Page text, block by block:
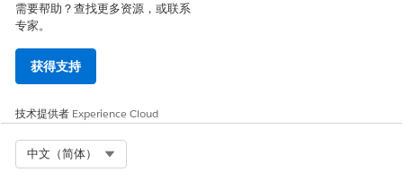
请与我们共享您的想法，以便我们进行改进！
需要帮助？查找更多资源，或联系
专家。
获得支持
技术提供者 Experience Cloud
中文（简体）